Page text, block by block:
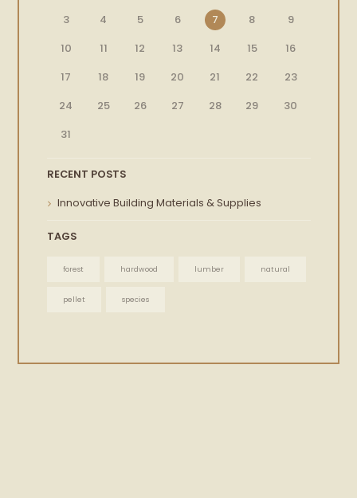
3
4 5 6 7 8
9
10
11 12 13 14 15
16
17
18 19 20 21 22
23
24
25 26 27 28 29
30
31
RECENT POSTS
Innovative Building Materials & Supplies
TAGS
forest hardwood lumber natural
pellet species